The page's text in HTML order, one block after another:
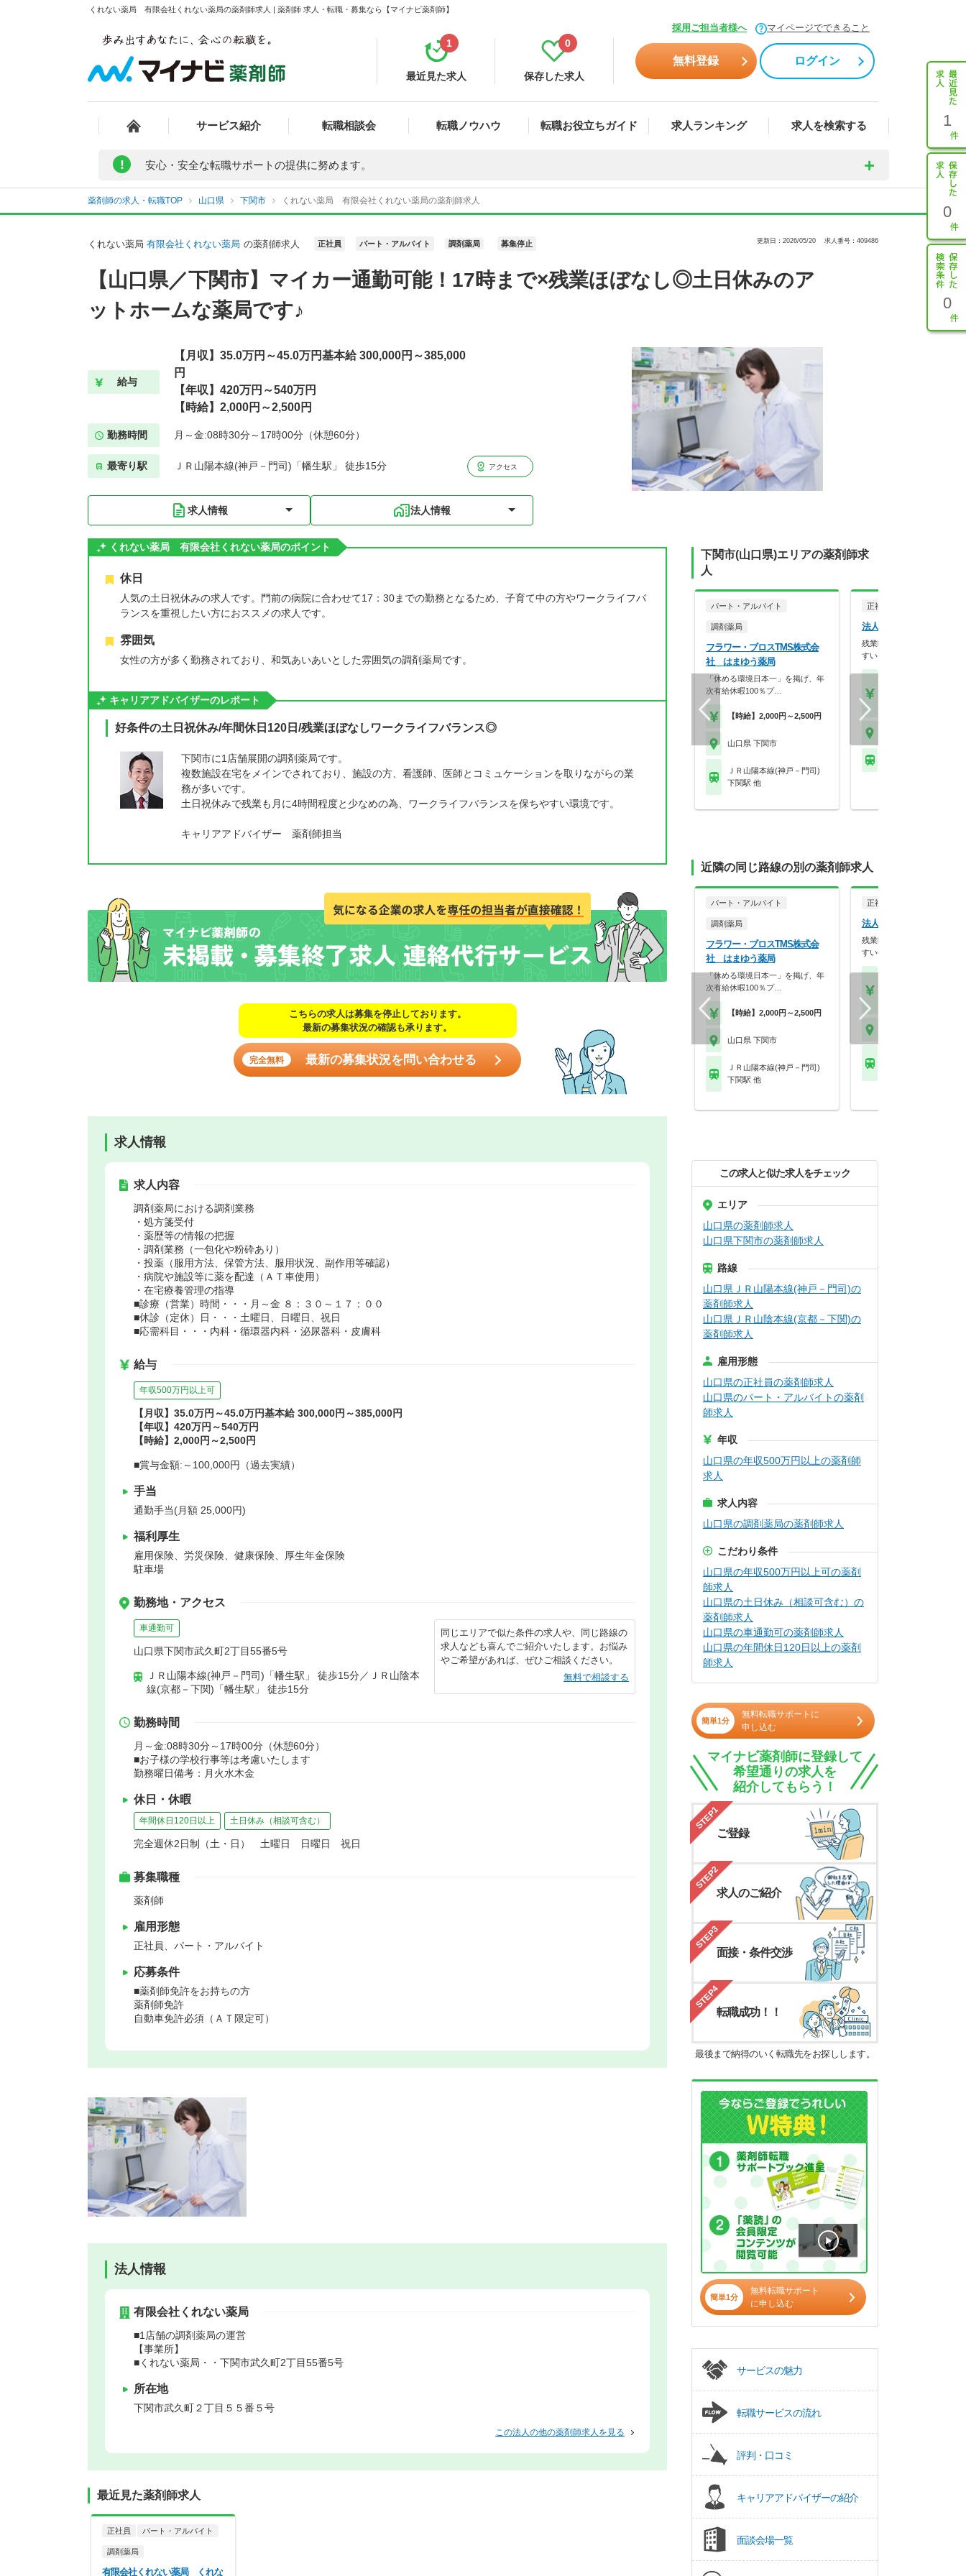
くれない薬局 有限会社くれない薬局の薬剤師求人 | 薬剤師 求人・転職・募集なら【マイナビ薬剤師】
採用ご担当者様へ マイページでできること
最近見た求人
1
保存した求人
0
無料登録 ログイン
サービス紹介 転職相談会 転職ノウハウ 転職お役立ちガイド 求人ランキング 求人を検索する 1
0
0
! 安心・安全な転職サポートの提供に努めます。
薬剤師の求人・転職TOP 山口県 下関市 くれない薬局 有限会社くれない薬局の薬剤師求人
くれない薬局 有限会社くれない薬局 の薬剤師求人 正社員 パート・アルバイト 調剤薬局 募集停止 更新日：2026/05/20 求人番号：409486
【山口県／下関市】マイカー通勤可能！17時まで×残業ほぼなし◎土日休みのア
ットホームな薬局です♪
給与
【月収】35.0万円～45.0万円基本給 300,000円～385,000
円
【年収】420万円～540万円
【時給】2,000円～2,500円
勤務時間 月～金:08時30分～17時00分（休憩60分）
最寄り駅 ＪＲ山陽本線(神戸－門司)「幡生駅」 徒歩15分 アクセス
求人情報 法人情報
くれない薬局 有限会社くれない薬局のポイント
休日
人気の土日祝休みの求人です。門前の病院に合わせて17：30までの勤務となるため、子育て中の方やワークライフバ
ランスを重視したい方におススメの求人です。
雰囲気
女性の方が多く勤務されており、和気あいあいとした雰囲気の調剤薬局です。
キャリアアドバイザーのレポート
好条件の土日祝休み/年間休日120日/残業ほぼなしワークライフバランス◎
下関市に1店舗展開の調剤薬局です。
複数施設在宅をメインでされており、施設の方、看護師、医師とコミュケーションを取りながらの業
務が多いです。
土日祝休みで残業も月に4時間程度と少なめの為、ワークライフバランスを保ちやすい環境です。
キャリアアドバイザー 薬剤師担当
こちらの求人は募集を停止しております。
最新の募集状況の確認も承ります。
完全無料 最新の募集状況を問い合わせる
求人情報
求人内容
調剤薬局における調剤業務
・処方箋受付
・薬歴等の情報の把握
・調剤業務（一包化や粉砕あり）
・投薬（服用方法、保管方法、服用状況、副作用等確認）
・病院や施設等に薬を配達（ＡＴ車使用）
・在宅療養管理の指導
■診療（営業）時間・・・月～金 ８：３０～１７：００
■休診（定休）日・・・土曜日、日曜日、祝日
■応需科目・・・内科・循環器内科・泌尿器科・皮膚科
給与
年収500万円以上可
【月収】35.0万円～45.0万円基本給 300,000円～385,000円
【年収】420万円～540万円
【時給】2,000円～2,500円
■賞与金額:～100,000円（過去実績）
手当
通勤手当(月額 25,000円)
福利厚生
雇用保険、労災保険、健康保険、厚生年金保険
駐車場
勤務地・アクセス
車通勤可
山口県下関市武久町2丁目55番5号
ＪＲ山陽本線(神戸－門司)「幡生駅」 徒歩15分／ＪＲ山陰本
線(京都－下関)「幡生駅」 徒歩15分
同じエリアで似た条件の求人や、同じ路線の
求人なども喜んでご紹介いたします。お悩み
やご希望があれば、ぜひご相談ください。
無料で相談する
勤務時間
月～金:08時30分～17時00分（休憩60分）
■お子様の学校行事等は考慮いたします
勤務曜日備考：月火水木金
休日・休暇
年間休日120日以上 土日休み（相談可含む）
完全週休2日制（土・日） 土曜日 日曜日 祝日
募集職種
薬剤師
雇用形態
正社員、パート・アルバイト
応募条件
■薬剤師免許をお持ちの方
薬剤師免許
自動車免許必須（ＡＴ限定可）
法人情報
有限会社くれない薬局
■1店舗の調剤薬局の運営
【事業所】
■くれない薬局・・下関市武久町2丁目55番5号
所在地
下関市武久町２丁目５５番５号
この法人の他の薬剤師求人を見る
最近見た薬剤師求人
正社員 パート・アルバイト
調剤薬局
有限会社くれない薬局 くれな
下関市(山口県)エリアの薬剤師求
人
パート・アルバイト
調剤薬局
フラワー・ブロスTMS株式会
社 はまゆう薬局
「休める環境日本一」を掲げ、年
次有給休暇100％プ…
【時給】2,000円～2,500円
山口県 下関市
ＪＲ山陽本線(神戸－門司)
下関駅 他
正社員
法人名非公開
残業時間が月10時間未満！
すい会社です
近隣の同じ路線の別の薬剤師求人
パート・アルバイト
調剤薬局
フラワー・ブロスTMS株式会
社 はまゆう薬局
「休める環境日本一」を掲げ、年
次有給休暇100％プ…
【時給】2,000円～2,500円
山口県 下関市
ＪＲ山陽本線(神戸－門司)
下関駅 他
正社員
法人名非公開
残業時間が月10時間未満！
すい会社です
この求人と似た求人をチェック
エリア
山口県の薬剤師求人
山口県下関市の薬剤師求人
路線
山口県ＪＲ山陽本線(神戸－門司)の
薬剤師求人
山口県ＪＲ山陰本線(京都－下関)の
薬剤師求人
雇用形態
山口県の正社員の薬剤師求人
山口県のパート・アルバイトの薬剤
師求人
年収
山口県の年収500万円以上の薬剤師
求人
求人内容
山口県の調剤薬局の薬剤師求人
こだわり条件
山口県の年収500万円以上可の薬剤
師求人
山口県の土日休み（相談可含む）の
薬剤師求人
山口県の車通勤可の薬剤師求人
山口県の年間休日120日以上の薬剤
師求人
簡単1分
無料転職サポートに
申し込む
マイナビ薬剤師に登録して
希望通りの求人を
紹介してもらう！
STEP1
ご登録
STEP2
求人のご紹介
STEP3
面接・条件交渉
STEP4
転職成功！！
最後まで納得のいく転職先をお探しします。
簡単1分
無料転職サポート
に申し込む
サービスの魅力
転職サービスの流れ
評判・口コミ
キャリアアドバイザーの紹介
面談会場一覧